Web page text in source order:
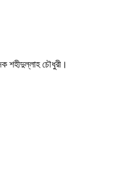
শহীদুল্লাহ চৌধুরী।